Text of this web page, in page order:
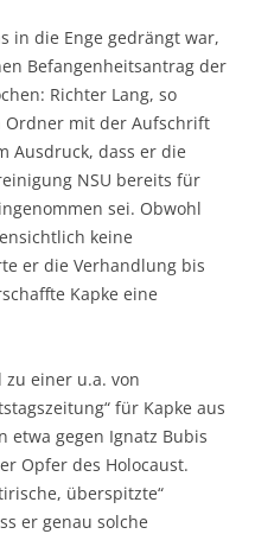
in die Enge gedrängt war,
Befangenheitsantrag der
Richter Lang, so
Ordner mit der Aufschrift
Ausdruck, dass er die
NSU bereits für
sei. Obwohl
keine
er die Verhandlung bis
Kapke eine
einer u.a. von
für Kapke aus
etwa gegen Ignatz Bubis
Opfer des Holocaust.
überspitzte“
er genau solche